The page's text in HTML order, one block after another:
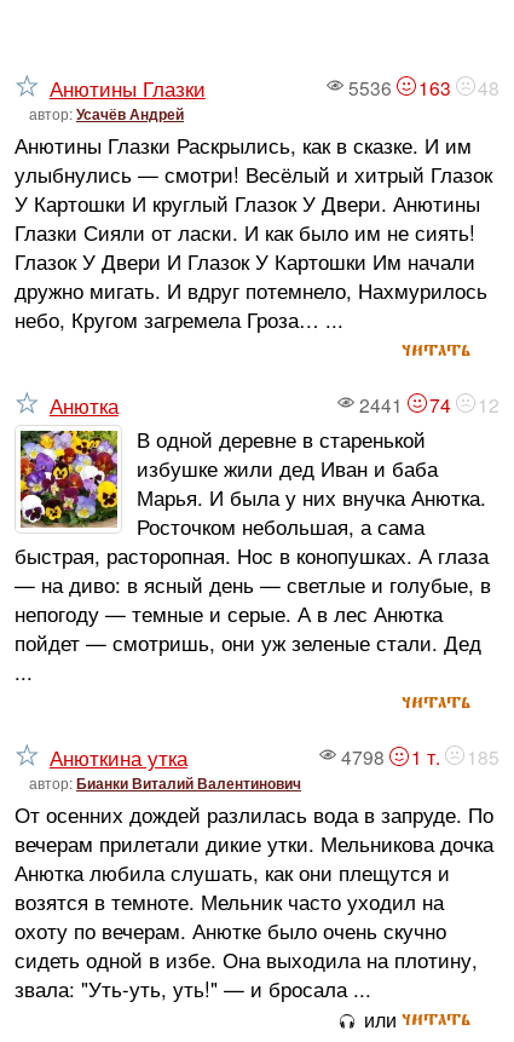
5536 163 48
Анютины Глазки
автор:Усачёв Андрей
Анютины Глазки Раскрылись, как в сказке. И им
улыбнулись — смотри! Весёлый и хитрый Глазок
У Картошки И круглый Глазок У Двери. Анютины
Глазки Сияли от ласки. И как было им не сиять!
Глазок У Двери И Глазок У Картошки Им начали
дружно мигать. И вдруг потемнело, Нахмурилось
небо, Кругом загремела Гроза… ...
читать
2441 74 12
Анютка
В одной деревне в старенькой
избушке жили дед Иван и баба
Марья. И была у них внучка Анютка.
Росточком небольшая, а сама
быстрая, расторопная. Нос в конопушках. А глаза
— на диво: в ясный день — светлые и голубые, в
непогоду — темные и серые. А в лес Анютка
пойдет — смотришь, они уж зеленые стали. Дед
...
читать
4798 1 т. 185
Анюткина утка
автор:Бианки Виталий Валентинович
От осенних дождей разлилась вода в запруде. По
вечерам прилетали дикие утки. Мельникова дочка
Анютка любила слушать, как они плещутся и
возятся в темноте. Мельник часто уходил на
охоту по вечерам. Анютке было очень скучно
сидеть одной в избе. Она выходила на плотину,
звала: "Уть-уть, уть!" — и бросала ...
или читать